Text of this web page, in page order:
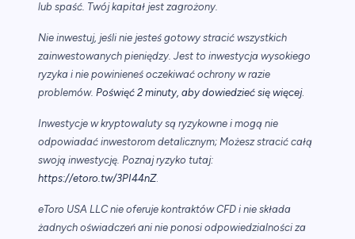
lub spaść. Twój kapitał jest zagrożony.
Nie inwestuj, jeśli nie jesteś gotowy stracić wszystkich
zainwestowanych pieniędzy. Jest to inwestycja wysokiego
ryzyka i nie powinieneś oczekiwać ochrony w razie
problemów. Poświęć 2 minuty, aby dowiedzieć się więcej.
Inwestycje w kryptowaluty są ryzykowne i mogą nie
odpowiadać inwestorom detalicznym; Możesz stracić całą
swoją inwestycję. Poznaj ryzyko tutaj:
https://etoro.tw/3PI44nZ.
eToro USA LLC nie oferuje kontraktów CFD i nie składa
żadnych oświadczeń ani nie ponosi odpowiedzialności za